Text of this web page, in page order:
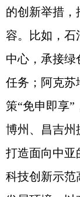
的创新举措
容。比如，石
中心，承接绿
任务；阿克苏
策“免申即享”
博州、昌吉州
打造面向中亚
科技创新示范